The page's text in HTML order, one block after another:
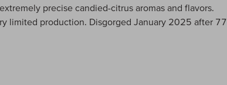
precise candied-citrus aromas and flavors.
limited production. Disgorged January 2025 after 77